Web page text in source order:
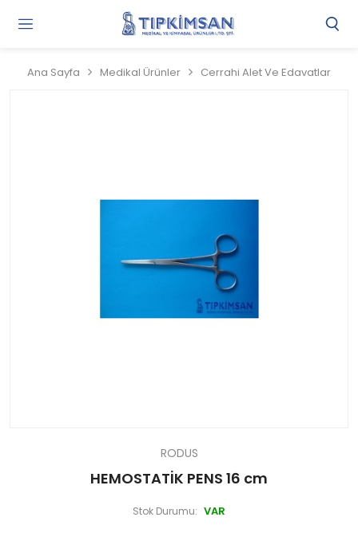
Ana Sayfa Medikal Ürünler Cerrahi Alet Ve Edavatlar
RODUS
HEMOSTATİK PENS 16 cm
Stok Durumu: VAR